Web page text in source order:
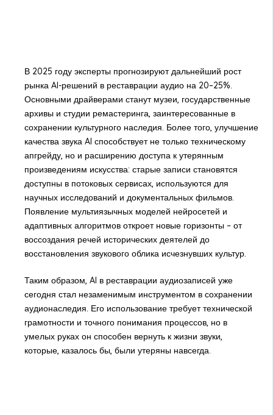
В 2025 году эксперты прогнозируют дальнейший рост
рынка AI-решений в реставрации аудио на 20–25%.
Основными драйверами станут музеи, государственные
архивы и студии ремастеринга, заинтересованные в
сохранении культурного наследия. Более того, улучшение
качества звука AI способствует не только техническому
апгрейду, но и расширению доступа к утерянным
произведениям искусства: старые записи становятся
доступны в потоковых сервисах, используются для
научных исследований и документальных фильмов.
Появление мультиязычных моделей нейросетей и
адаптивных алгоритмов откроет новые горизонты – от
воссоздания речей исторических деятелей до
восстановления звукового облика исчезнувших культур.
Таким образом, AI в реставрации аудиозаписей уже
сегодня стал незаменимым инструментом в сохранении
аудионаследия. Его использование требует технической
грамотности и точного понимания процессов, но в
умелых руках он способен вернуть к жизни звуки,
которые, казалось бы, были утеряны навсегда.